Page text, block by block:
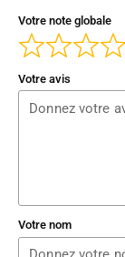
Votre note globale
Votre avis
Votre nom